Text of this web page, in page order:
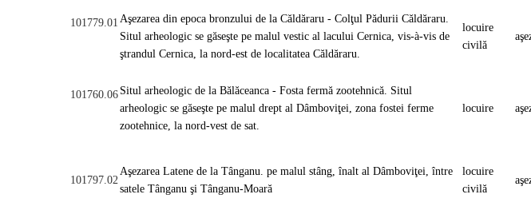
101779.01 Aşezarea din epoca bronzului de la Căldăraru - Colţul Pădurii Căldăraru.
Situl arheologic se găseşte pe malul vestic al lacului Cernica, vis-à-vis de
ştrandul Cernica, la nord-est de localitatea Căldăraru.
locuire
civilă
101760.06 Situl arheologic de la Bălăceanca - Fosta fermă zootehnică. Situl
arheologic se găseşte pe malul drept al Dâmboviţei, zona fostei ferme
zootehnice, la nord-vest de sat.
locuire
101797.02
Aşezarea Latene de la Tânganu. pe malul stâng, înalt al Dâmboviţei, între
satele Tânganu şi Tânganu-Moară
locuire
civilă